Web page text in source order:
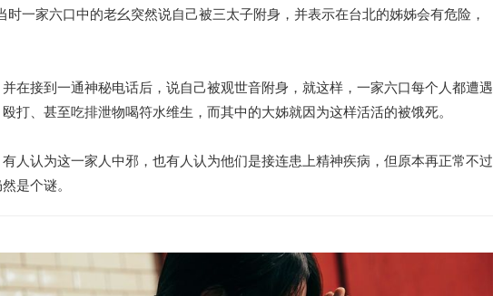
一家六口中的老幺突然说自己被三太子附身，并表示在台北的姊姊会有危险，
在接到一通神秘电话后，说自己被观世音附身，就这样，一家六口每个人都遭遇
打、甚至吃排泄物喝符水维生，而其中的大姊就因为这样活活的被饿死。
人认为这一家人中邪，也有人认为他们是接连患上精神疾病，但原本再正常不过
是个谜。